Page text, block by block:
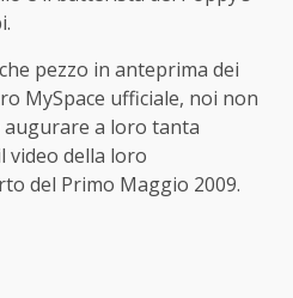
pezzo in anteprima dei
MySpace ufficiale, noi non
a loro tanta
video della loro
del Primo Maggio 2009.